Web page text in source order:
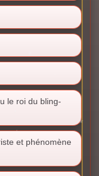
le roi du bling-
et phénomène